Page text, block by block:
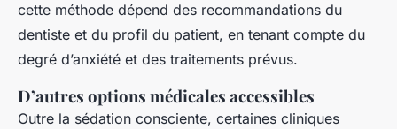
cette méthode dépend des recommandations du
dentiste et du profil du patient, en tenant compte du
degré d’anxiété et des traitements prévus.
D’autres options médicales accessibles
Outre la sédation consciente, certaines cliniques